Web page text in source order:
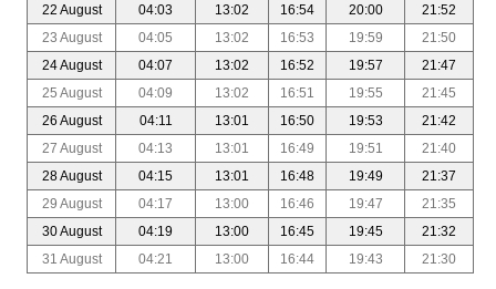
22 August
04:03 13:02 16:54 20:00
21:52
23 August
04:05 13:02 16:53 19:59
21:50
24 August
04:07 13:02 16:52 19:57
21:47
25 August
04:09 13:02 16:51 19:55
21:45
26 August
04:11 13:01 16:50 19:53
21:42
27 August
04:13 13:01 16:49 19:51
21:40
28 August
04:15 13:01 16:48 19:49
21:37
29 August
04:17 13:00 16:46 19:47
21:35
30 August
04:19 13:00 16:45 19:45
21:32
31 August
04:21 13:00 16:44 19:43 21:30